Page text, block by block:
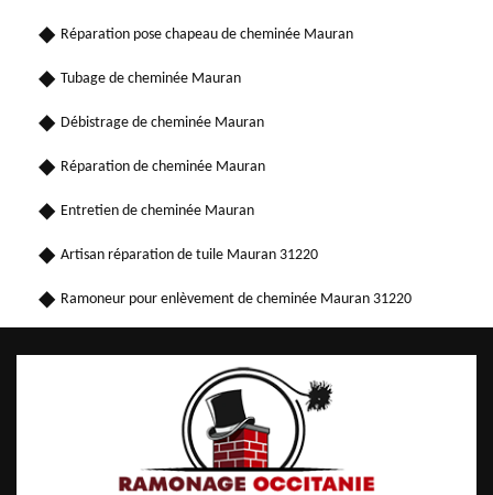
Réparation pose chapeau de cheminée Mauran
Tubage de cheminée Mauran
Débistrage de cheminée Mauran
Réparation de cheminée Mauran
Entretien de cheminée Mauran
Artisan réparation de tuile Mauran 31220
Ramoneur pour enlèvement de cheminée Mauran 31220